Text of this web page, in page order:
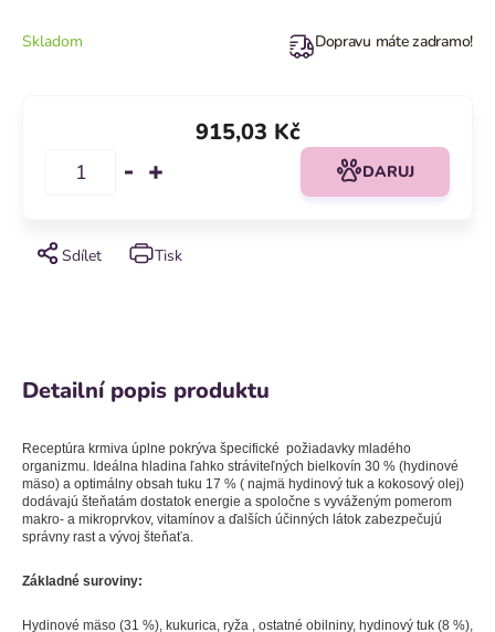
Tisk
Sdílet
Skladom Dopravu máte zadramo!
915,03 Kč
DARUJ
Detailní popis produktu
Receptúra krmiva úplne pokrýva špecifické požiadavky mladého
organizmu. Ideálna hladina ľahko stráviteľných bielkovín 30 % (hydinové
mäso) a optimálny obsah tuku 17 % ( najmä hydinový tuk a kokosový olej)
dodávajú šteňatám dostatok energie a spoločne s vyváženým pomerom
makro- a mikroprvkov, vitamínov a ďalších účinných látok zabezpečujú
správny rast a vývoj šteňaťa.
Základné suroviny:
Hydinové mäso (31 %), kukurica, ryža , ostatné obilniny, hydinový tuk (8 %),